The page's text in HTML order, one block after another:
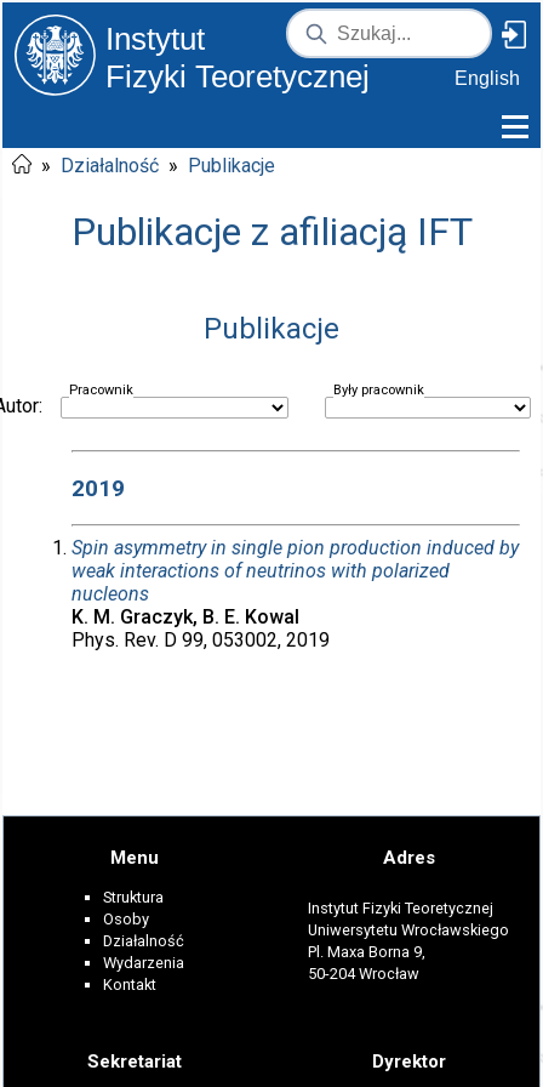
Instytut
Fizyki Teoretycznej
English
» Działalność » Publikacje
Publikacje z afiliacją IFT
Publikacje
Pracownik Były pracownik
2019
Spin asymmetry in single pion production induced by
weak interactions of neutrinos with polarized
nucleons
K. M. Graczyk, B. E. Kowal
Phys. Rev. D 99, 053002, 2019
Menu
Struktura
Osoby
Działalność
Wydarzenia
Kontakt
Adres
Instytut Fizyki Teoretycznej
Uniwersytetu Wrocławskiego
Pl. Maxa Borna 9,
50-204 Wrocław
Sekretariat Dyrektor